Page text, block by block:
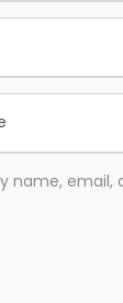
name,